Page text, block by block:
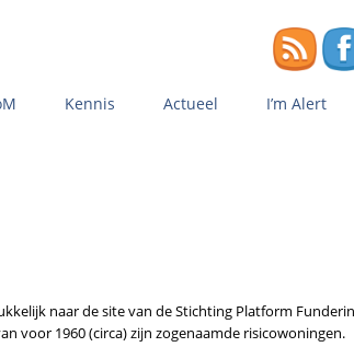
Kennis Actueel I’m Alert
naar de site van de Stichting Platform
voor 1960 (circa) zijn zogenaamde risicowoningen.